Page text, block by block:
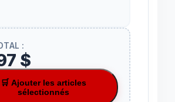
:
$
🛒 Ajouter les articles
sélectionnés